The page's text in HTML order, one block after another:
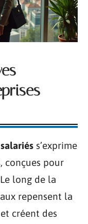
s’exprime
conçues pour
long de la
repensent la
créent des